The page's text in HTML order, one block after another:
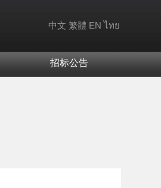
中文 繁體 EN ไทย
招标公告